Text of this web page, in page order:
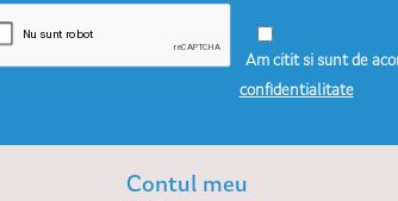
Am citit si sunt de
confidentialitate
Contul meu